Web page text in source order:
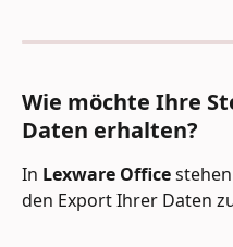
Wie möchte Ihre
Daten erhalten?
In Lexware Office
den Export Ihrer Daten